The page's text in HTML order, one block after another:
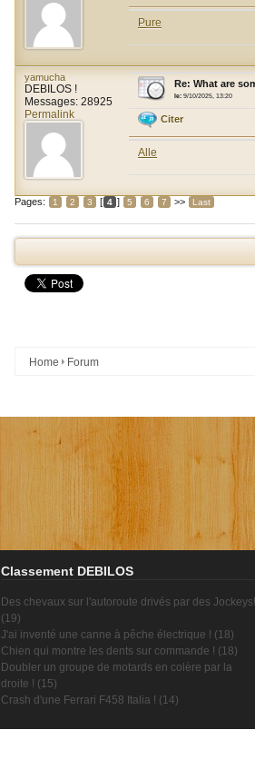
Pure
yamucha
DEBILOS !
Messages: 28925
Permalink
Re: What are
le: 9/10/2025, 13:20
Citer
Alle
Pages: 1 2 3 [ 4 ] 5 6 7 >> Last
Home Forum
Classement DEBILOS
Des chevaux sur l'autoroute drivés par des Jockeys!
(19)
J'ai inventé une canne à pêche électrique ! (18)
Chien qui montre les dents sur commande ! (18)
Doubler un groupe de motards en colère par la
droite ! (15)
Crash d'une Ferrari F458 Italia ! (14)